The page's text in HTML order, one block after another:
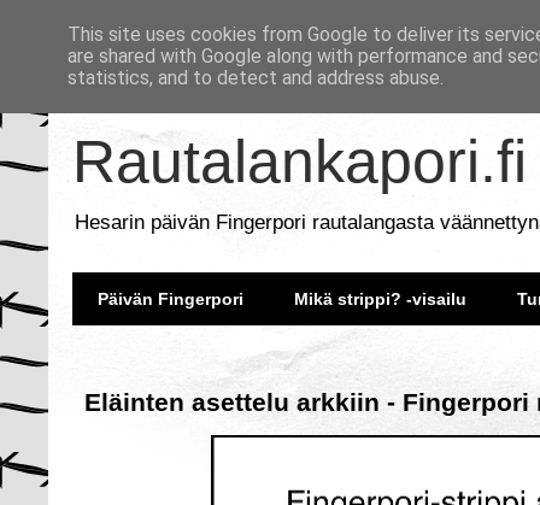
Rautalankapori.fi
Hesarin päivän Fingerpori rautalangasta
Päivän Fingerpori Mikä strippi? -visailu
Eläinten asettelu arkkiin - Fingerpori
This site uses cookies from Google to deliver its
are shared with Google along with performance and
statistics, and to detect and address abuse.